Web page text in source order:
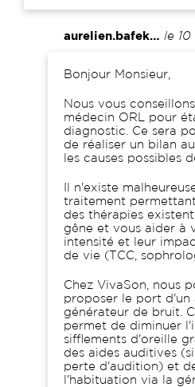
aurelien.bafek… le
Comment
Bonjour Monsieur,
Nous vous
médecin ORL pour
diagnostic. Ce sera
de réaliser un bilan
les causes possibles
Il n'existe
traitement
des thérapies
gêne et vous aider à
intensité et leur
de vie (TCC,
Chez VivaSon, nous
proposer le port d'un
générateur de bruit.
permet de diminuer
sifflements d'oreille
des aides auditives
perte d'audition) et
l'habituation via la